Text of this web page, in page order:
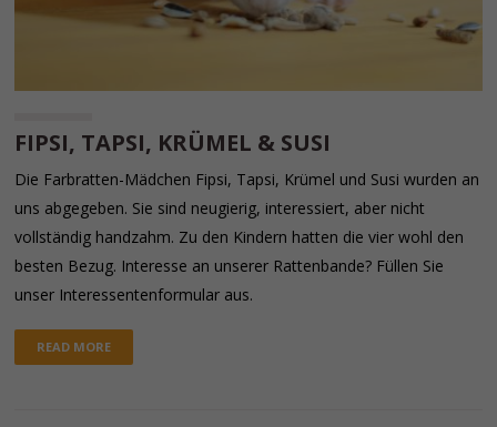
FIPSI, TAPSI, KRÜMEL & SUSI
Die Farbratten-Mädchen Fipsi, Tapsi, Krümel und Susi wurden an
uns abgegeben. Sie sind neugierig, interessiert, aber nicht
vollständig handzahm. Zu den Kindern hatten die vier wohl den
besten Bezug. Interesse an unserer Rattenbande? Füllen Sie
unser Interessentenformular aus.
READ MORE